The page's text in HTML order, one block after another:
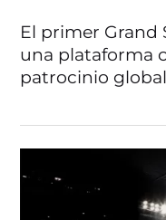
El primer Grand
una plataforma
patrocinio